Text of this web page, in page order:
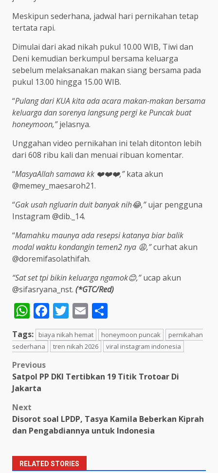
Meskipun sederhana, jadwal hari pernikahan tetap
tertata rapi.
Dimulai dari akad nikah pukul 10.00 WIB, Tiwi dan
Deni kemudian berkumpul bersama keluarga
sebelum melaksanakan makan siang bersama pada
pukul 13.00 hingga 15.00 WIB.
“Pulang dari KUA kita ada acara makan-makan bersama
keluarga dan sorenya langsung pergi ke Puncak buat
honeymoon,”jelasnya.
Unggahan video pernikahan ini telah ditonton lebih
dari 608 ribu kali dan menuai ribuan komentar.
“MasyaAllah samawa kk ❤️❤️❤️,”kata akun
@memey_maesaroh21.
“Gak usah ngluarin duit banyak nih😂,”ujar pengguna
Instagram @dib._14.
“Mamahku maunya ada resepsi katanya biar balik
modal waktu kondangin temen2 nya 😩,”curhat akun
@doremifasolathifah.
“Sat set tpi bikin keluarga ngamok😊,”ucap akun
@sifasryana_nst. (*GTC/Red)
WhatsApp
Facebook
Twitter
Email
Tags: biaya nikah hemat honeymoon puncak
pernikahan
sederhana
tren nikah 2026 viral instagram indonesia
Post
navigation
Previous
Satpol PP DKI Tertibkan 19 Titik Trotoar Di
Jakarta
Next
Disorot soal LPDP, Tasya Kamila Beberkan Kiprah
dan Pengabdiannya untuk Indonesia
RELATED STORIES